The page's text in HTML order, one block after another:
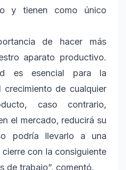
y tienen como único
de hacer más
aparato productivo.
es esencial para la
crecimiento de cualquier
caso contrario,
el mercado, reducirá su
podría llevarlo a una
con la consiguiente
de trabajo”, comentó.